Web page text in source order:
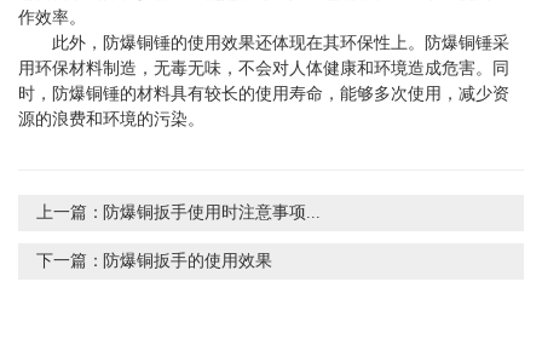
作效率。
此外，防爆铜锤的使用效果还体现在其环保性上。防爆铜锤采
用环保材料制造，无毒无味，不会对人体健康和环境造成危害。同
时，防爆铜锤的材料具有较长的使用寿命，能够多次使用，减少资
源的浪费和环境的污染。
上一篇： 防爆铜扳手使用时注意事项...
下一篇： 防爆铜扳手的使用效果